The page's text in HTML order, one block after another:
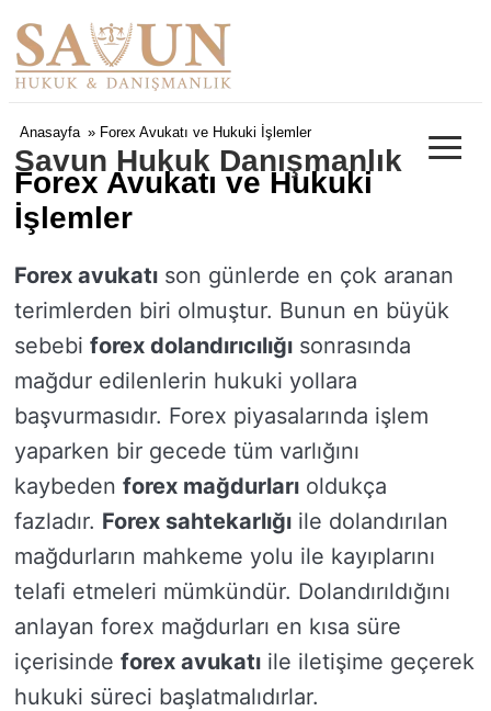
Savun Hukuk Danışmanlık ≡
Anasayfa » Forex Avukatı ve Hukuki İşlemler
Forex Avukatı ve Hukuki
İşlemler
Forex avukatı son günlerde en çok aranan
terimlerden biri olmuştur. Bunun en büyük
sebebi forex dolandırıcılığı sonrasında
mağdur edilenlerin hukuki yollara
başvurmasıdır. Forex piyasalarında işlem
yaparken bir gecede tüm varlığını
kaybeden forex mağdurları oldukça
fazladır. Forex sahtekarlığı ile dolandırılan
mağdurların mahkeme yolu ile kayıplarını
telafi etmeleri mümkündür. Dolandırıldığını
anlayan forex mağdurları en kısa süre
içerisinde forex avukatı ile iletişime geçerek
hukuki süreci başlatmalıdırlar.